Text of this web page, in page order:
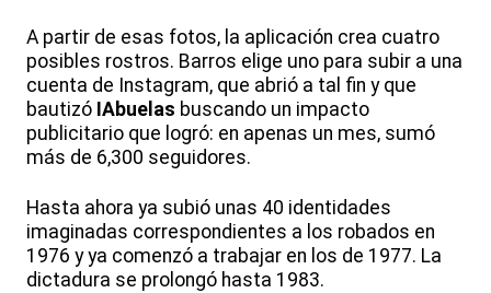
A partir de esas fotos, la aplicación crea cuatro
posibles rostros. Barros elige uno para subir a una
cuenta de Instagram, que abrió a tal fin y que
bautizó IAbuelas buscando un impacto
publicitario que logró: en apenas un mes, sumó
más de 6,300 seguidores.
Hasta ahora ya subió unas 40 identidades
imaginadas correspondientes a los robados en
1976 y ya comenzó a trabajar en los de 1977. La
dictadura se prolongó hasta 1983.